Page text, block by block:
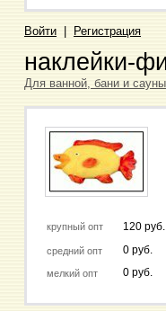
Войти Регистрация
наклейки-
Для ванной, бани и сауны
крупный опт 120 руб.
средний опт 0 руб.
мелкий опт 0 руб.